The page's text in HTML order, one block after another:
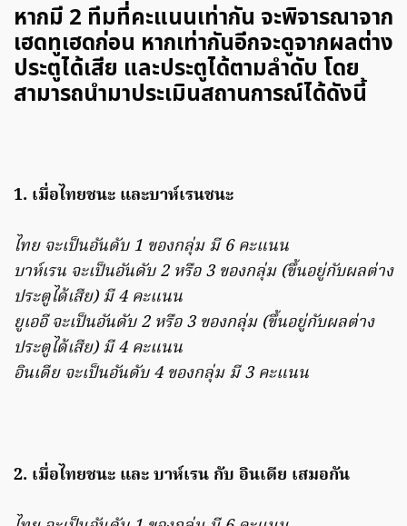
หากมี 2 ทีมที่คะแนนเท่ากัน จะพิจารณาจาก
เฮดทูเฮดก่อน หากเท่ากันอีกจะดูจากผลต่าง
ประตูได้เสีย และประตูได้ตามลำดับ โดย
สามารถนำมาประเมินสถานการณ์ได้ดังนี้
1. เมื่อไทยชนะ และบาห์เรนชนะ
ไทย จะเป็นอันดับ 1 ของกลุ่ม มี 6 คะแนน
บาห์เรน จะเป็นอันดับ 2 หรือ 3 ของกลุ่ม (ขึ้นอยู่กับผลต่าง
ประตูได้เสีย) มี 4 คะแนน
ยูเออี จะเป็นอันดับ 2 หรือ 3 ของกลุ่ม (ขึ้นอยู่กับผลต่าง
ประตูได้เสีย) มี 4 คะแนน
อินเดีย จะเป็นอันดับ 4 ของกลุ่ม มี 3 คะแนน
2. เมื่อไทยชนะ และ บาห์เรน กับ อินเดีย เสมอกัน